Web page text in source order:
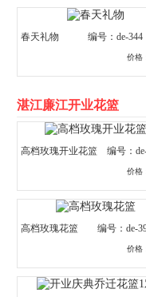
春天礼物 编号：de-344
价格
湛江廉江开业花篮
高档玫瑰开业花篮 编号：
价格
高档玫瑰花篮 编号：de-
价格